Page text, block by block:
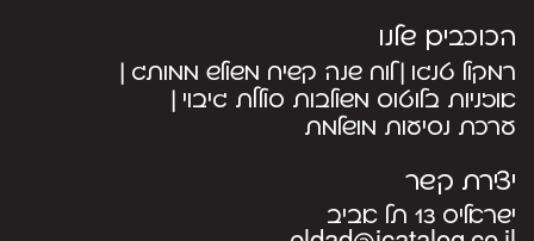
הכוכבים שלנו
רמקול טנגו לוח שנה קשיח משולש ממותג
אוזניות בלוטוס משולבות סוללת גיבוי
ערכת נסיעות מושלמת
יצירת קשר
ישראליס 13 תל אביב